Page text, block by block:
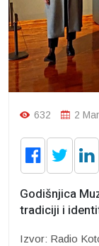
632 2
Godišnjica
tradiciji i
Izvor: Radio